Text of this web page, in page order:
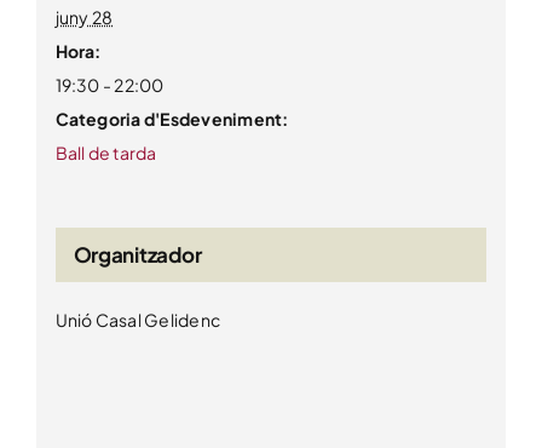
juny 28
Hora:
19:30 - 22:00
Categoria d'Esdeveniment:
Ball de tarda
Organitzador
Unió Casal Gelidenc